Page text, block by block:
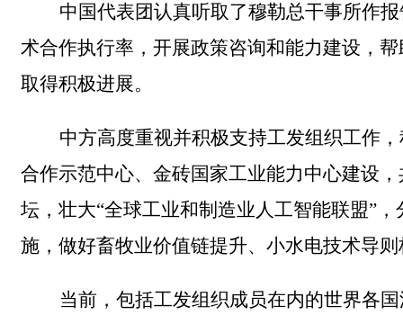
中国代表团认真听取了穆勒总干事所作
术合作执行率，开展政策咨询和能力建设， 帮
取得积极进展。
中方高度重视并积极支持工发组织工作，
合作示范中心、 金砖国家工业能力中心建设 ，
坛，壮大“全球工业和制造业人工智能联盟”
施 ， 做好畜牧业价值链提升、小水电技术导
当前， 包括工发组织成员在内的世界各国